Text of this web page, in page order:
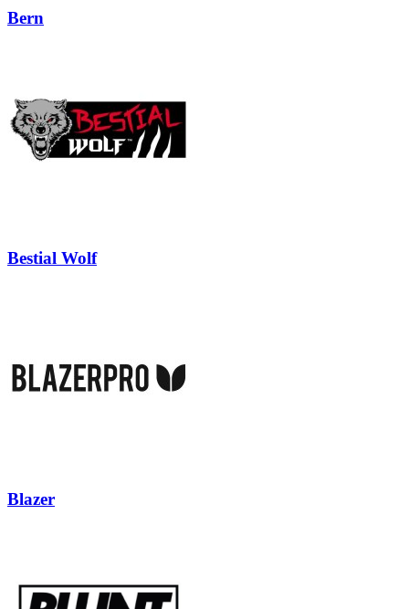
Bern
Bestial Wolf
Blazer